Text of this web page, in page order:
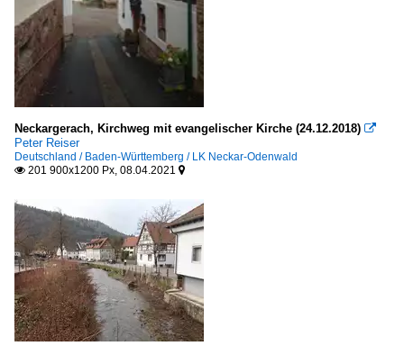
Neckargerach, Kirchweg mit evangelischer Kirche (24.12.2018) 
Peter Reiser
Deutschland / Baden-Württemberg / LK Neckar-Odenwald
 201 900x1200 Px, 08.04.2021 